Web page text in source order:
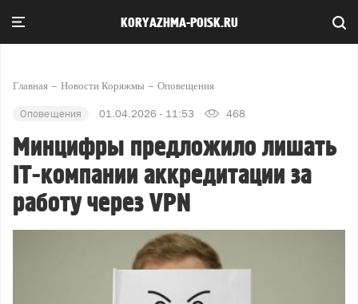
KORYAZHMA-POISK.RU
Главная Новости Коряжмы Оповещения
Оповещения 01.04.2026 - 11:53 468
Минцифры предложило лишать
IT-компании аккредитации за
работу через VPN